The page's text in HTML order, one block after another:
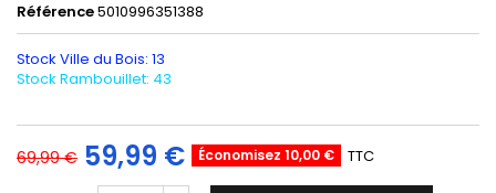
Référence5010996351388
Stock Ville du Bois: 13
Stock Rambouillet: 43
69,99 € 59,99 € Économisez 10,00 € TTC